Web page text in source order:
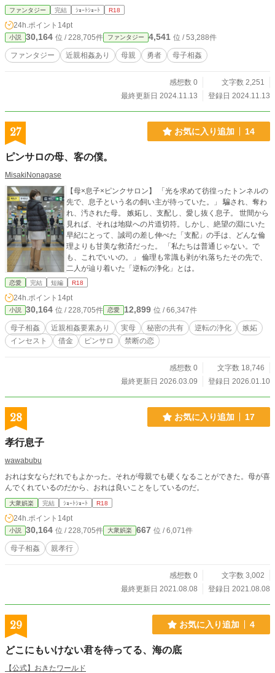
ファンタジー 完結 ｼｮｰﾄｼｮｰﾄ R18
24h.ポイント 14pt
小説 30,164 位 / 228,705件 ファンタジー 4,541 位 / 53,288件
ファンタジー 近親相姦あり 母親 勇者 母子相姦
感想数 0
文字数 2,251
最終更新日 2024.11.13
登録日 2024.11.13
27 お気に入り追加 14
ピンサロの母、客の僕。
MisakiNonagase
【母×息子×ピンクサロン】 「光を求めて彷徨ったトンネルの
先で、息子という名の飼い主が待っていた。」 騙され、奪わ
れ、汚された母。 嫉妬し、支配し、愛し抜く息子。 世間から
見れば、それは地獄への片道切符。しかし、絶望の淵にいた
早紀にとって、誠司の差し伸べた「支配」の手は、どんな倫
理よりも甘美な救済だった。 「私たちは普通じゃない。で
も、これでいいの。」 倫理も常識も剥がれ落ちたその先で、
二人が辿り着いた「逆転の浄化」とは。
恋愛 完結 短編 R18
24h.ポイント 14pt
小説 30,164 位 / 228,705件 恋愛 12,899 位 / 66,347件
母子相姦 近親相姦要素あり 実母 秘密の共有 逆転の浄化
嫉妬
インセスト
借金 ピンサロ 禁断の恋
感想数 0
文字数 18,746
最終更新日 2026.03.09
登録日 2026.01.10
28 お気に入り追加 17
孝行息子
wawabubu
おれは女ならだれでもよかった。それが母親でも硬くなることができた。母が喜
んでくれているのだから、おれは良いことをしているのだ。
大衆娯楽 完結 ｼｮｰﾄｼｮｰﾄ R18
24h.ポイント 14pt
小説 30,164 位 / 228,705件 大衆娯楽 667 位 / 6,071件
母子相姦 親孝行
感想数 0
文字数 3,002
最終更新日 2021.08.08
登録日 2021.08.08
29 お気に入り追加 4
どこにもいけない君を待ってる、海の底
【公式】おきたワールド